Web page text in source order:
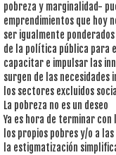
pobreza y marginalidad-
emprendimientos que hoy
ser igualmente
de la política pública para
capacitar e impulsar las
surgen de las necesidades
los sectores excluidos
La pobreza no es un deseo
Ya es hora de terminar
los propios pobres y/o a
la estigmatización